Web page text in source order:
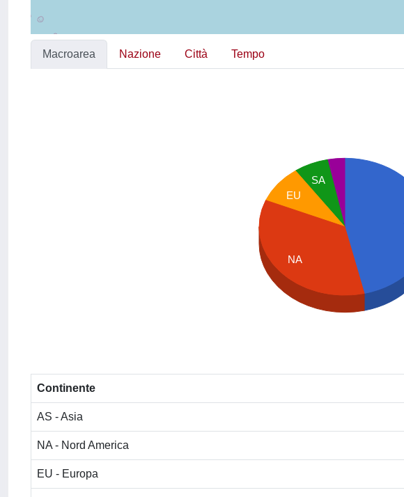
Macroarea Nazione Città Tempo
SA
EU
NA
Continente
AS - Asia
NA - Nord America
EU - Europa